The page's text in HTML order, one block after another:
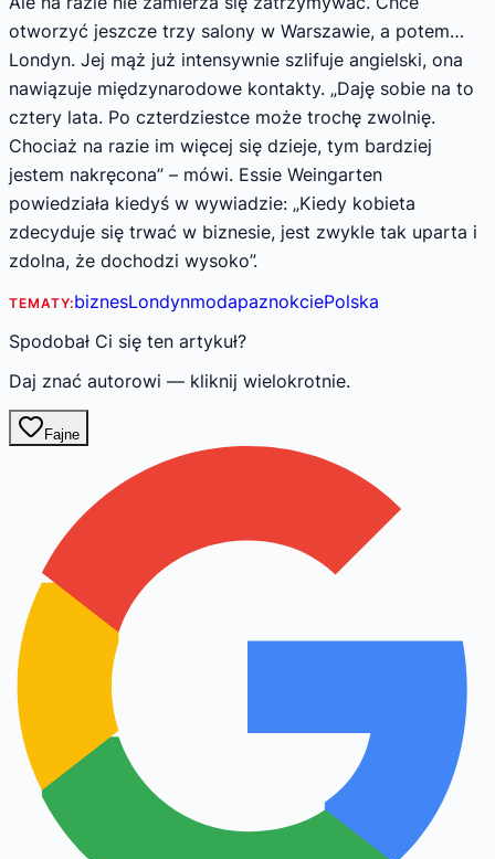
otworzyć jeszcze trzy salony w Warszawie, a potem…
Londyn. Jej mąż już intensywnie szlifuje angielski, ona
nawiązuje międzynarodowe kontakty. „Daję sobie na to
cztery lata. Po czterdziestce może trochę zwolnię.
Chociaż na razie im więcej się dzieje, tym bardziej
jestem nakręcona” – mówi. Essie Weingarten
powiedziała kiedyś w wywiadzie: „Kiedy kobieta
zdecyduje się trwać w biznesie, jest zwykle tak uparta i
zdolna, że dochodzi wysoko”.
TEMATY:biznesLondynmodapaznokciePolska
Spodobał Ci się ten artykuł?
Daj znać autorowi — kliknij wielokrotnie.
Fajne